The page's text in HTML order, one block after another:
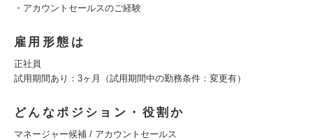
・アカウントセールスのご経験
雇用形態は
正社員
試用期間あり：3ヶ月（試用期間中の勤務条件：変更有）
どんなポジション・役割か
マネージャー候補 / アカウントセールス